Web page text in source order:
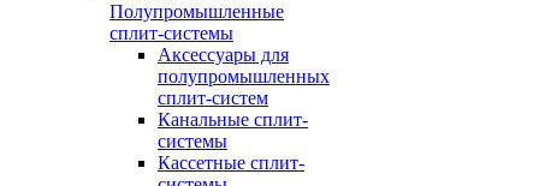
Полупромышленные
сплит-системы
Аксессуары для
полупромышленных
сплит-систем
Канальные сплит-
системы
Кассетные сплит-